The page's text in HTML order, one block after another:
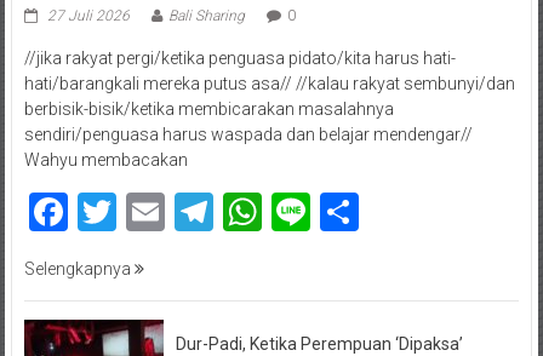
27 Juli 2026 Bali Sharing 0
//jika rakyat pergi/ketika penguasa pidato/kita harus hati-
hati/barangkali mereka putus asa// //kalau rakyat sembunyi/dan
berbisik-bisik/ketika membicarakan masalahnya
sendiri/penguasa harus waspada dan belajar mendengar//
Wahyu membacakan
Facebook
Twitter
EmailTelegram
WhatsApp
LineShare
Selengkapnya
Dur-Padi, Ketika Perempuan ‘Dipaksa’